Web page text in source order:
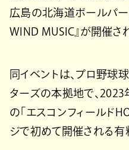
広島の北海道ボールパー
WIND MUSIC』が開催さ
同イベントは、プロ野球
ターズの本拠地で、
の「エスコンフィールド
ジで初めて開催される有